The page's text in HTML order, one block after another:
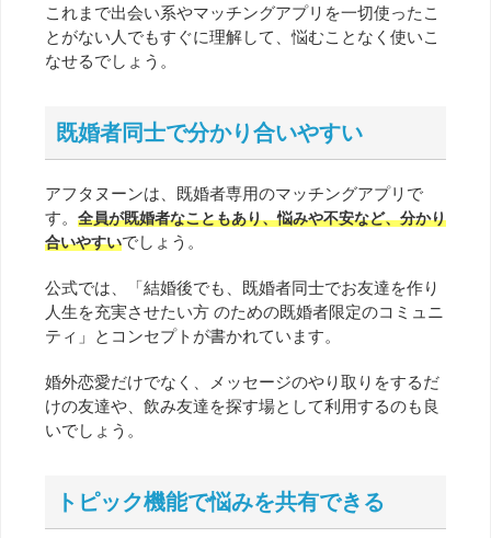
これまで出会い系やマッチングアプリを一切使ったこ
とがない人でもすぐに理解して、悩むことなく使いこ
なせるでしょう。
既婚者同士で分かり合いやすい
アフタヌーンは、既婚者専用のマッチングアプリで
す。 全員が既婚者なこともあり、悩みや不安など、分かり
合いやすいでしょう。
公式では、「結婚後でも、既婚者同士でお友達を作り
人生を充実させたい方 のための既婚者限定のコミュニ
ティ」とコンセプトが書かれています。
婚外恋愛だけでなく、メッセージのやり取りをするだ
けの友達や、飲み友達を探す場として利用するのも良
いでしょう。
トピック機能で悩みを共有できる